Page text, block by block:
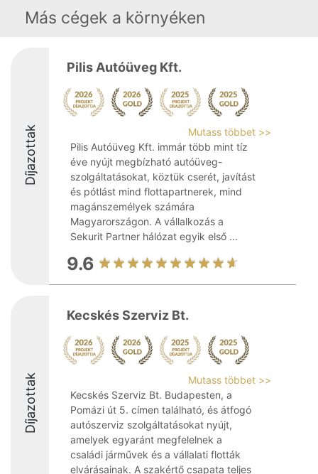
Más cégek a környéken
Díjazottak
Pilis Autóüveg Kft.
Mutass többet >>
Pilis Autóüveg Kft. immár több mint tíz
éve nyújt megbízható autóüveg-
szolgáltatásokat, köztük cserét, javítást
és pótlást mind flottapartnerek, mind
magánszemélyek számára
Magyarországon. A vállalkozás a
Sekurit Partner hálózat egyik első ...
9.6
Díjazottak
Kecskés Szerviz Bt.
Mutass többet >>
Kecskés Szerviz Bt. Budapesten, a
Pomázi út 5. címen található, és átfogó
autószerviz szolgáltatásokat nyújt,
amelyek egyaránt megfelelnek a
családi járművek és a vállalati flották
elvárásainak. A szakértő csapata teljes